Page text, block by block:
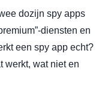
dozijn spy apps
diensten en
een spy app echt?
werkt, wat niet en